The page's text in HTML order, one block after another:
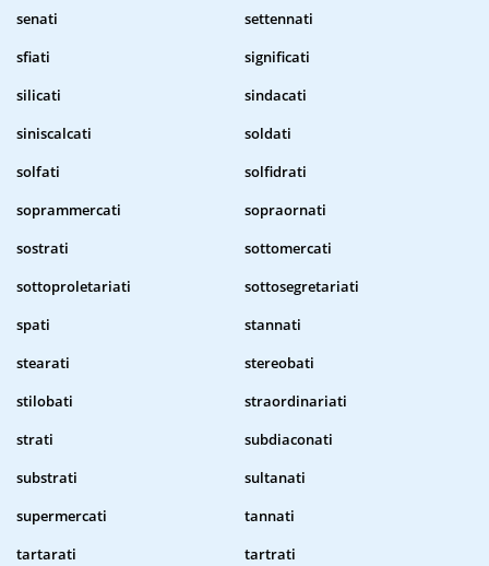
senati
settennati
sfiati
significati
silicati
sindacati
siniscalcati
soldati
solfati
solfidrati
soprammercati
sopraornati
sostrati
sottomercati
sottoproletariati
sottosegretariati
spati
stannati
stearati
stereobati
stilobati
straordinariati
strati
subdiaconati
substrati
sultanati
supermercati
tannati
tartarati
tartrati